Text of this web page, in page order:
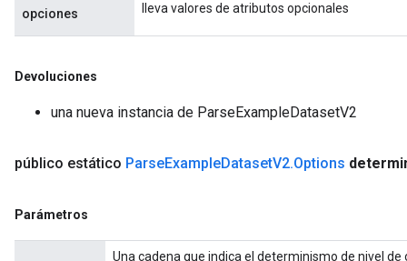
opciones lleva valores de atributos opcionales
Devoluciones
una nueva instancia de ParseExampleDatasetV2
público estático ParseExampleDatasetV2.Options
Parámetros
Una cadena que indica el determinismo de nivel